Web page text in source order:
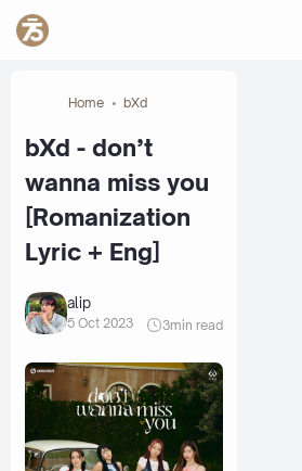
Home bXd
bXd - don’t
wanna miss you
[Romanization
Lyric + Eng]
alip
5 Oct 2023 3min read